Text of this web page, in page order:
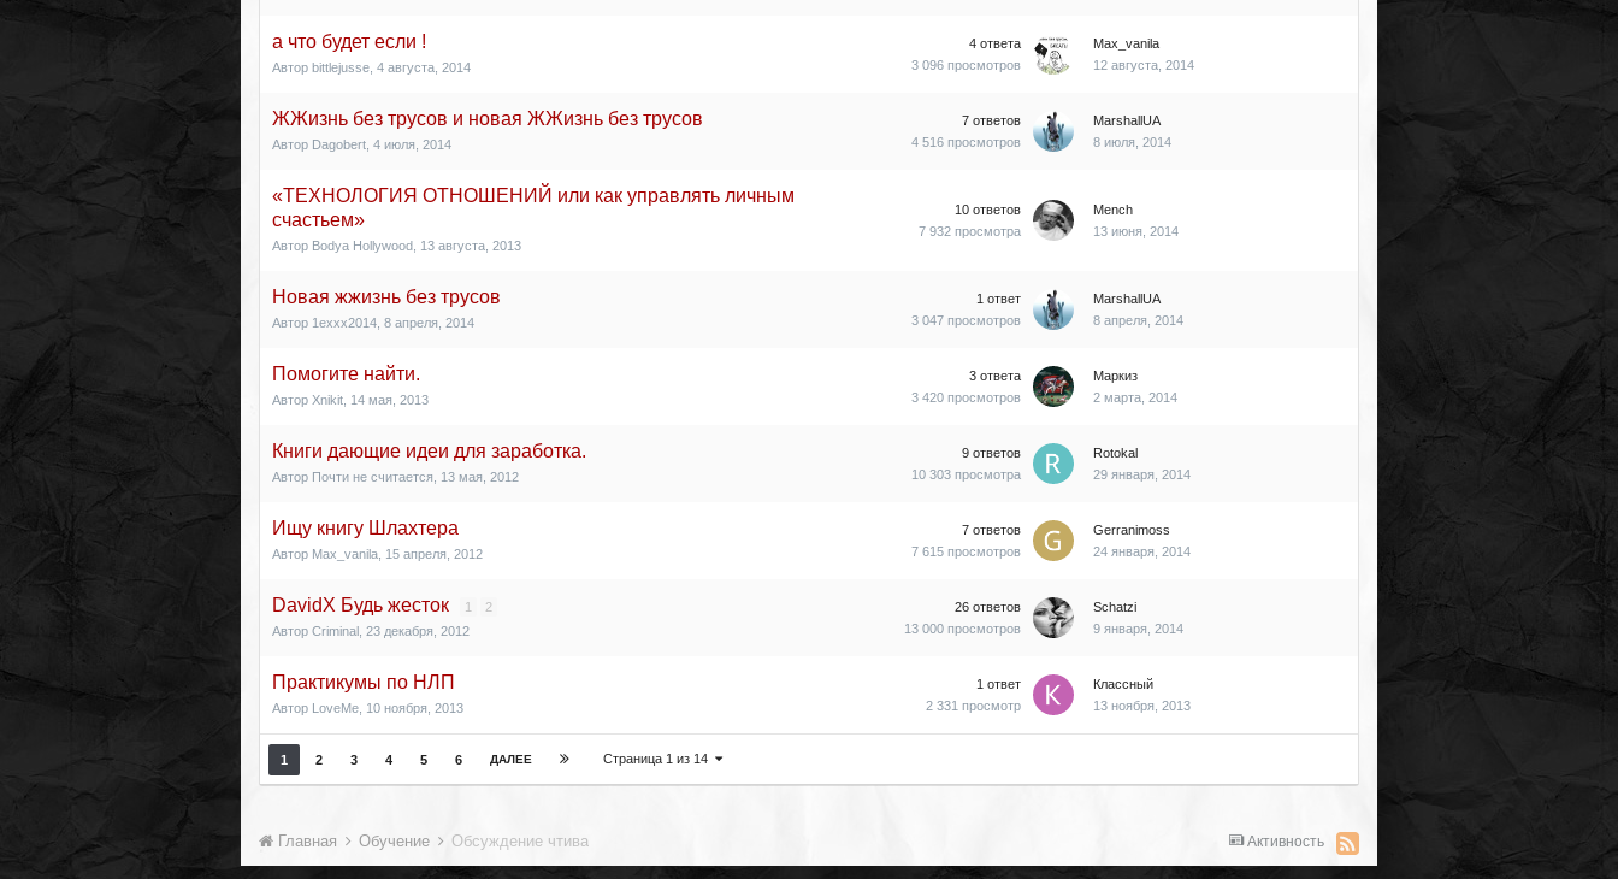
а что будет если !
Автор bittlejusse 4 августа, 2014
4 ответа
3 096 просмотров
Max_vanila
12 августа, 2014
ЖЖизнь без трусов и новая ЖЖизнь без трусов
Автор Dagobert 4 июля, 2014
7 ответов
4 516 просмотров
MarshallUA
8 июля, 2014
«ТЕХНОЛОГИЯ ОТНОШЕНИЙ или как управлять личным
счастьем»
Автор Bodya Hollywood 13 августа, 2013
10 ответов
7 932 просмотра
Mench
13 июня, 2014
Новая жжизнь без трусов
Автор 1exxx2014 8 апреля, 2014
1 ответ
3 047 просмотров
MarshallUA
8 апреля, 2014
Помогите найти.
Автор Xnikit 14 мая, 2013
3 ответа
3 420 просмотров
Маркиз
2 марта, 2014
Книги дающие идеи для заработка.
Автор Почти не считается 13 мая, 2012
9 ответов
10 303 просмотра
Rotokal
29 января, 2014
Ищу книгу Шлахтера
Автор Max_vanila 15 апреля, 2012
7 ответов
7 615 просмотров
Gerranimoss
24 января, 2014
DavidX Будь жесток 1
2
Автор Criminal 23 декабря, 2012
26 ответов
13 000 просмотров
Schatzi
9 января, 2014
Практикумы по НЛП
Автор LoveMe 10 ноября, 2013
1 ответ
2 331 просмотр
Классный
13 ноября, 2013
1 2 3 4 5 6 ДАЛЕЕ Страница 1 из 14
Активность
Главная Обучение Обсуждение чтива